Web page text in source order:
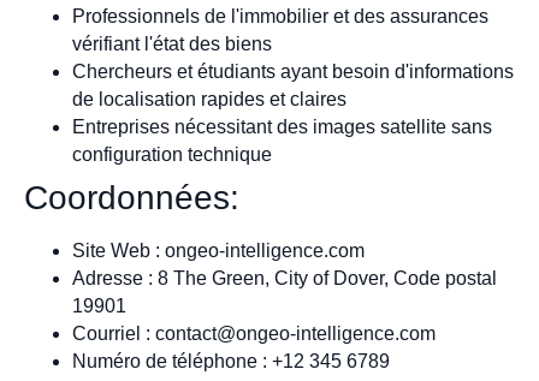
Professionnels de l'immobilier et des assurances
vérifiant l'état des biens
Chercheurs et étudiants ayant besoin d'informations
de localisation rapides et claires
Entreprises nécessitant des images satellite sans
configuration technique
Coordonnées:
Site Web : ongeo-intelligence.com
Adresse : 8 The Green, City of Dover, Code postal
19901
Courriel : contact@ongeo-intelligence.com
Numéro de téléphone : +12 345 6789